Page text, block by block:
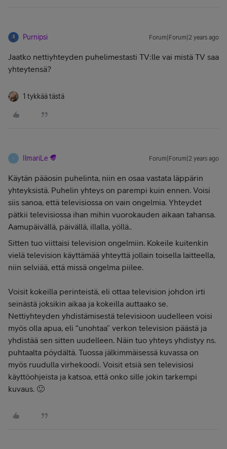
Purnipsi Forum|Forum|2 years ago
Jaatko nettiyhteyden puhelimestasti TV:lle vai mistä TV saa
yhteytensä?
1 tykkää tästä
IlmariLe Forum|Forum|2 years ago
Käytän pääosin puhelinta, niin en osaa vastata läppärin
yhteyksistä. Puhelin yhteys on parempi kuin ennen. Voisi
siis sanoa, että televisiossa on vain ongelmia. Yhteydet
pätkii televisiossa ihan mihin vuorokauden aikaan tahansa.
Aamupäivällä, päivällä, illalla, yöllä..
Sitten tuo viittaisi television ongelmiin. Kokeile kuitenkin
vielä television käyttämää yhteyttä jollain toisella laitteella,
niin selviää, että missä ongelma piilee.
Voisit kokeilla perinteistä, eli ottaa television johdon irti
seinästä joksikin aikaa ja kokeilla auttaako se.
Nettiyhteyden yhdistämisestä televisioon uudelleen voisi
myös olla apua, eli “unohtaa” verkon television päästä ja
yhdistää sen sitten uudelleen. Näin tuo yhteys yhdistyy ns.
puhtaalta pöydältä. Tuossa jälkimmäisessä kuvassa on
myös ruudulla virhekoodi. Voisit etsiä sen televisiosi
käyttöohjeista ja katsoa, että onko sille jokin tarkempi
kuvaus. 🙂